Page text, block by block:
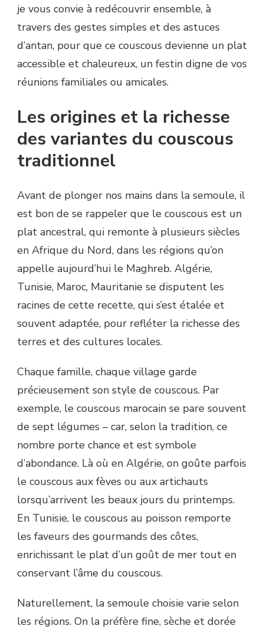
je vous convie à redécouvrir ensemble, à
travers des gestes simples et des astuces
d’antan, pour que ce couscous devienne un plat
accessible et chaleureux, un festin digne de vos
réunions familiales ou amicales.
Les origines et la richesse
des variantes du couscous
traditionnel
Avant de plonger nos mains dans la semoule, il
est bon de se rappeler que le couscous est un
plat ancestral, qui remonte à plusieurs siècles
en Afrique du Nord, dans les régions qu’on
appelle aujourd’hui le Maghreb. Algérie,
Tunisie, Maroc, Mauritanie se disputent les
racines de cette recette, qui s’est étalée et
souvent adaptée, pour refléter la richesse des
terres et des cultures locales.
Chaque famille, chaque village garde
précieusement son style de couscous. Par
exemple, le couscous marocain se pare souvent
de sept légumes – car, selon la tradition, ce
nombre porte chance et est symbole
d’abondance. Là où en Algérie, on goûte parfois
le couscous aux fèves ou aux artichauts
lorsqu’arrivent les beaux jours du printemps.
En Tunisie, le couscous au poisson remporte
les faveurs des gourmands des côtes,
enrichissant le plat d’un goût de mer tout en
conservant l’âme du couscous.
Naturellement, la semoule choisie varie selon
les régions. On la préfère fine, sèche et dorée